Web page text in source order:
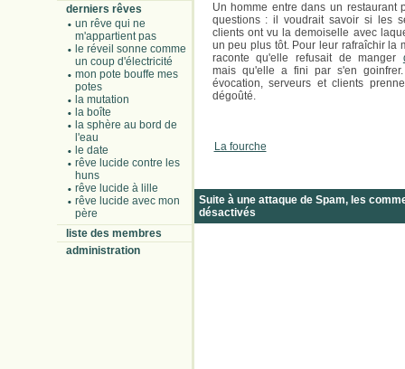
derniers rêves
un rêve qui ne
m'appartient pas
le réveil sonne comme
un coup d'électricité
mon pote bouffe mes
potes
la mutation
la boîte
la sphère au bord de
l'eau
le date
rêve lucide contre les
huns
rêve lucide à lille
rêve lucide avec mon
père
liste des membres
administration
Un homme entre dans un restaurant
questions : il voudrait savoir si les
clients ont vu la demoiselle avec
un peu plus tôt. Pour leur rafraîchir la
raconte qu'elle refusait de manger
mais qu'elle a fini par s'en
évocation, serveurs et clients
dégoûté.
La fourche
Suite à une attaque de Spam, les
désactivés